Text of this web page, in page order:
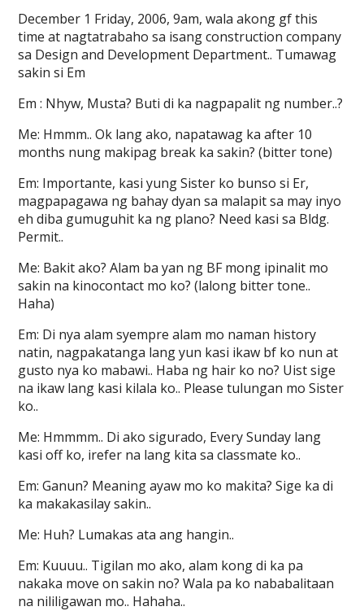
December 1 Friday, 2006, 9am, wala akong gf this
time at nagtatrabaho sa isang construction company
sa Design and Development Department.. Tumawag
sakin si Em
Em : Nhyw, Musta? Buti di ka nagpapalit ng number..?
Me: Hmmm.. Ok lang ako, napatawag ka after 10
months nung makipag break ka sakin? (bitter tone)
Em: Importante, kasi yung Sister ko bunso si Er,
magpapagawa ng bahay dyan sa malapit sa may inyo
eh diba gumuguhit ka ng plano? Need kasi sa Bldg.
Permit..
Me: Bakit ako? Alam ba yan ng BF mong ipinalit mo
sakin na kinocontact mo ko? (lalong bitter tone..
Haha)
Em: Di nya alam syempre alam mo naman history
natin, nagpakatanga lang yun kasi ikaw bf ko nun at
gusto nya ko mabawi.. Haba ng hair ko no? Uist sige
na ikaw lang kasi kilala ko.. Please tulungan mo Sister
ko..
Me: Hmmmm.. Di ako sigurado, Every Sunday lang
kasi off ko, irefer na lang kita sa classmate ko..
Em: Ganun? Meaning ayaw mo ko makita? Sige ka di
ka makakasilay sakin..
Me: Huh? Lumakas ata ang hangin..
Em: Kuuuu.. Tigilan mo ako, alam kong di ka pa
nakaka move on sakin no? Wala pa ko nababalitaan
na nililigawan mo.. Hahaha..